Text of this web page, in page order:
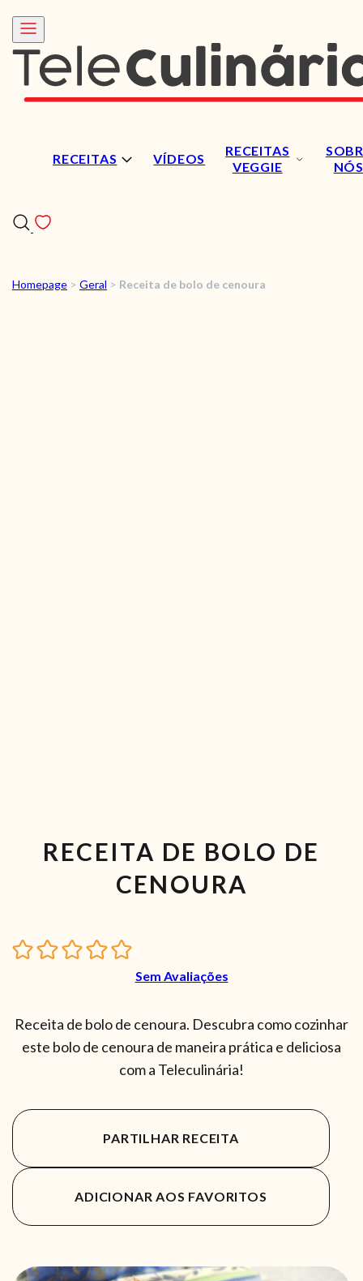
RECEITAS VÍDEOS
RECEITAS
VEGGIE
NÓS
RECEITAS
Homepage > Geral > Receita de bolo de cenoura
RECEITA DE BOLO DE
CENOURA
Sem Avaliações
Receita de bolo de cenoura. Descubra como cozinhar
este bolo de cenoura de maneira prática e deliciosa
com a Teleculinária!
PARTILHAR RECEITA
ADICIONAR AOS FAVORITOS